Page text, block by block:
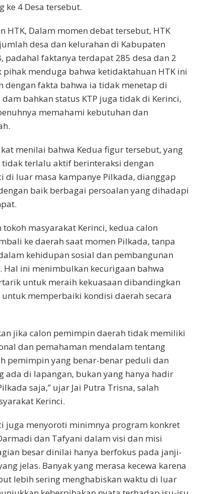
ke 4 Desa tersebut.
HTK, Dalam momen debat tersebut, HTK
desa dan kelurahan di Kabupaten
padahal faktanya terdapat 285 desa dan 2
pihak menduga bahwa ketidaktahuan HTK ini
dengan fakta bahwa ia tidak menetap di
bahkan status KTP juga tidak di Kerinci,
memahami kebutuhan dan
menilai bahwa Kedua figur tersebut, yang
terlalu aktif berinteraksi dengan
di luar masa kampanye Pilkada, dianggap
baik berbagai persoalan yang dihadapi
masyarakat Kerinci, kedua calon
ke daerah saat momen Pilkada, tanpa
kehidupan sosial dan pembangunan
Hal ini menimbulkan kecurigaan bahwa
untuk meraih kekuasaan dibandingkan
memperbaiki kondisi daerah secara
jika calon pemimpin daerah tidak memiliki
dan pemahaman mendalam tentang
pemimpin yang benar-benar peduli dan
ada di lapangan, bukan yang hanya hadir
saja,” ujar Jai Putra Trisna, salah
Kerinci.
juga menyoroti minimnya program konkret
dan Tafyani dalam visi dan misi
besar dinilai hanya berfokus pada janji-
jelas. Banyak yang merasa kecewa karena
lebih sering menghabiskan waktu di luar